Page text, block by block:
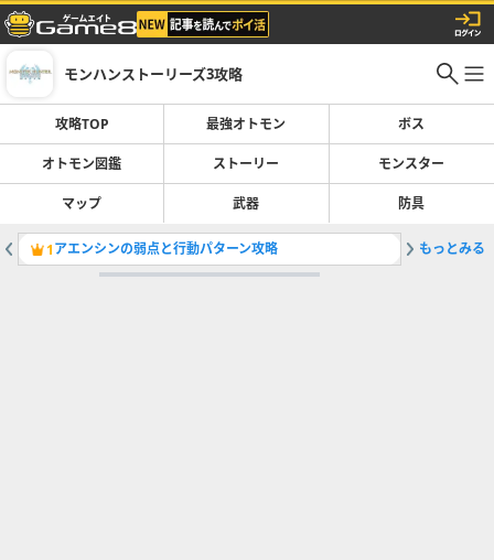
モンハンストーリーズ3攻略
攻略TOP 最強オトモン ボス
オトモン図鑑 ストーリー モンスター
マップ 武器 防具
1アエンシンの弱点と行動パターン攻略 2ラズリ
もっとみる